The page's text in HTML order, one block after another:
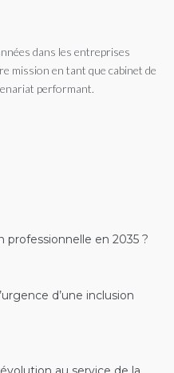
dans les entreprises
mission en tant que cabinet de
performant.
professionnelle en 2035 ?
d’une inclusion